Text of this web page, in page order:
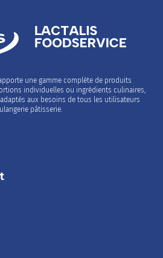
une gamme complète de produits
individuelles ou ingrédients culinaires,
aux besoins de tous les utilisateurs
pâtisserie.